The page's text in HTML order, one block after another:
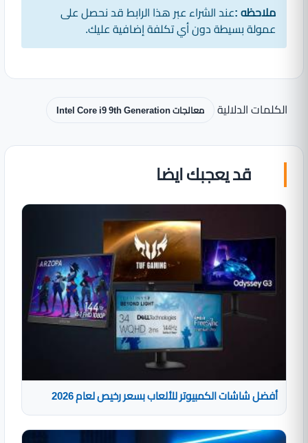
ملاحظه :عند الشراء عبر هذا الرابط قد نحصل على
عمولة بسيطة دون أي تكلفة إضافية عليك.
الكلمات الدلالية معالجات Intel Core i9 9th Generation
قد يعجبك ايضا
أفضل شاشات الكمبيوتر للألعاب بسعر رخيص لعام 2026